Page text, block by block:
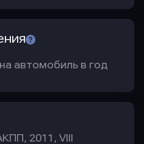
автомобиль в год
2011, VIII